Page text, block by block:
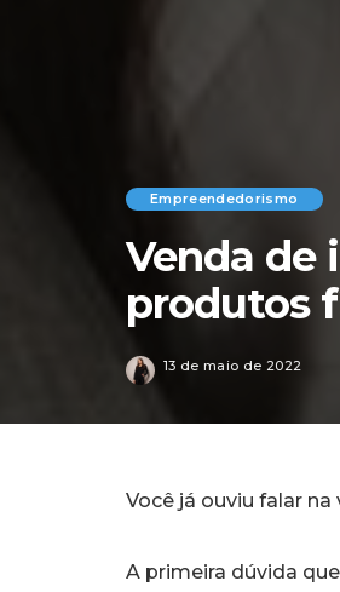
Empreendedorismo
Venda de
produtos
13 de maio de 2022
Você já ouviu falar
A primeira dúvida